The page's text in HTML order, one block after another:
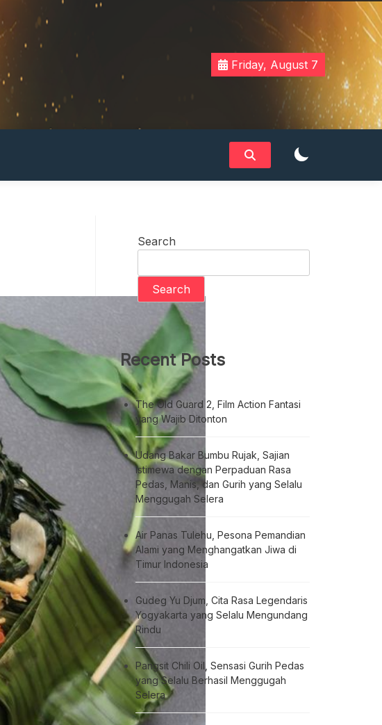
Friday, August 7
Search
Search
Recent Posts
The Old Guard 2, Film Action Fantasi
yang Wajib Ditonton
Udang Bakar Bumbu Rujak, Sajian
Istimewa dengan Perpaduan Rasa
Pedas, Manis, dan Gurih yang Selalu
Menggugah Selera
Air Panas Tulehu, Pesona Pemandian
Alami yang Menghangatkan Jiwa di
Timur Indonesia
Gudeg Yu Djum, Cita Rasa Legendaris
Yogyakarta yang Selalu Mengundang
Rindu
Pangsit Chili Oil, Sensasi Gurih Pedas
yang Selalu Berhasil Menggugah
Selera